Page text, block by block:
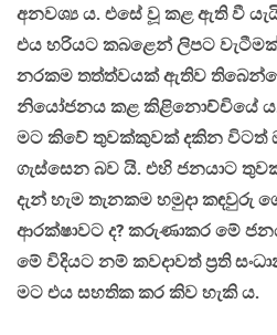
අනවශ්‍ය ය. එසේ වූ කළ ඇති වී
එය හරියට කබළෙන් ලිපට
නරකම තත්ත්වයක් ඇතිව
නියෝජනය කළ කිළිනොච්චියේ ය.
මට කිවේ තුවක්කුවක් දකින විටත්
ගැස්සෙන බව යි. එහි ජනයාට
දැන් හැම තැනකම හමුදා කඳවුරු
ආරක්ෂාවට ද? කරුණාකර මේ
මේ විදියට නම් කවදාවත් ප්‍රති
මට එය සහතික කර කිව හැකි ය.